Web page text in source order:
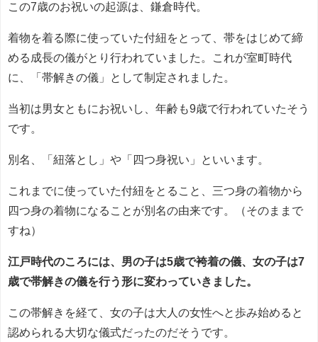
この7歳のお祝いの起源は、鎌倉時代。
着物を着る際に使っていた付紐をとって、帯をはじめて締
める成長の儀がとり行われていました。これが室町時代
に、「帯解きの儀」として制定されました。
当初は男女ともにお祝いし、年齢も9歳で行われていたそう
です。
別名、「紐落とし」や「四つ身祝い」といいます。
これまでに使っていた付紐をとること、三つ身の着物から
四つ身の着物になることが別名の由来です。（そのままで
すね）
江戸時代のころには、男の子は5歳で袴着の儀、女の子は7
歳で帯解きの儀を行う形に変わっていきました。
この帯解きを経て、女の子は大人の女性へと歩み始めると
認められる大切な儀式だったのだそうです。